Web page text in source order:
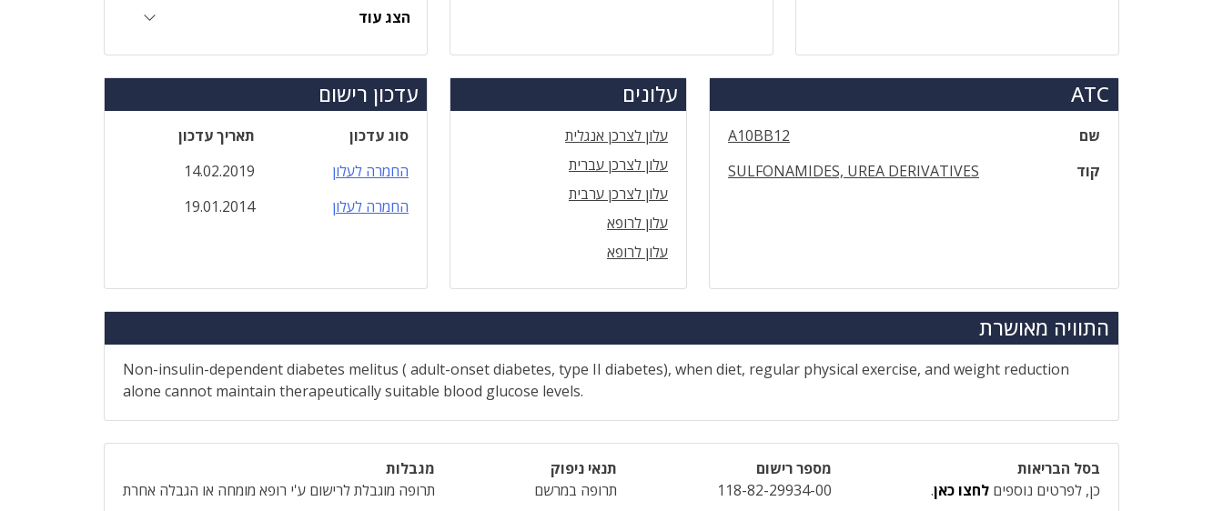
הצג עוד
ATC
שם
A10BB12
קוד
SULFONAMIDES, UREA DERIVATIVES
עלונים
עלון לצרכן אנגלית
עלון לצרכן עברית
עלון לצרכן ערבית
עלון לרופא
עלון לרופא
עדכון רישום
סוג עדכון
תאריך עדכון
החמרה לעלון
14.02.2019
החמרה לעלון
19.01.2014
התוויה מאושרת
Non-insulin-dependent diabetes melitus ( adult-onset diabetes, type II diabetes), when diet, regular physical exercise, and weight reduction
alone cannot maintain therapeutically suitable blood glucose levels.
בסל הבריאות
כן, לפרטים נוספים לחצו כאן.
מספר רישום
118-82-29934-00
תנאי ניפוק
תרופה במרשם
מגבלות
תרופה מוגבלת לרישום ע'י רופא מומחה או הגבלה אחרת